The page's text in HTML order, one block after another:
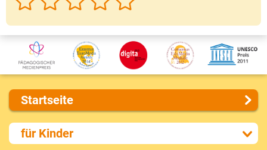
Startseite
Über uns
Presse
für Kinder